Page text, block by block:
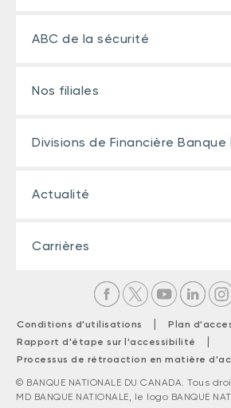
ABC de la sécurité
Nos filiales
Divisions de Financière
Actualité
Carrières
Conditions d'utilisations |
Plan
Rapport d'étape sur l'accessibilité
|
Processus de rétroaction en matière
© BANQUE NATIONALE DU CANADA. Tous
MD BANQUE NATIONALE, le logo BANQUE